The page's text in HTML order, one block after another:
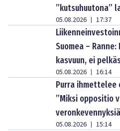
”kutsuhuutona”
05.08.2026 | 17:37
Suomea –
kasvuun, ei
05.08.2026 | 16:14
Purra ihmettelee
”Miksi oppositio
05.08.2026 | 15:14